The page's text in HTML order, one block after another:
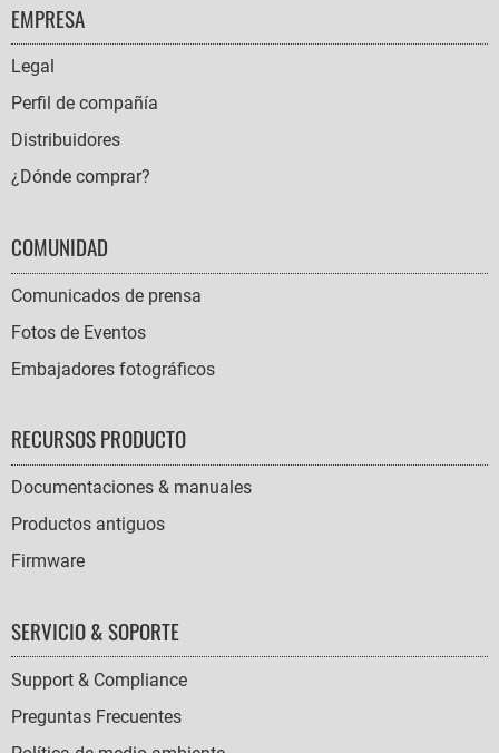
FOOTER
NAVIGATION
EMPRESA
Legal
Perfil de compañía
Distribuidores
¿Dónde comprar?
COMUNIDAD
Comunicados de prensa
Fotos de Eventos
Embajadores fotográficos
RECURSOS PRODUCTO
Documentaciones & manuales
Productos antiguos
Firmware
SERVICIO & SOPORTE
Support & Compliance
Preguntas Frecuentes